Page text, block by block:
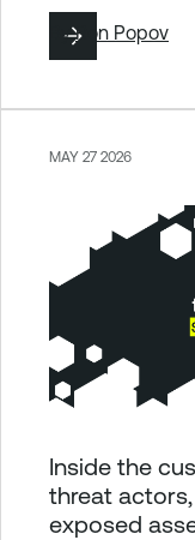
ByRon Popov
MAY 27 2026
Inside the
threat
exposed